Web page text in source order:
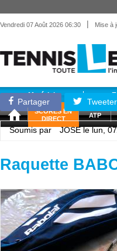
Vendredi 07 Août 2026 06:30 | Mise à
Matériel
SCORES EN
DIRECT
ATP
Partager Tweeter
Soumis par JOSEle lun,
Raquette